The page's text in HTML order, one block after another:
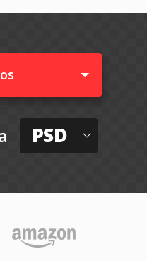
PSD